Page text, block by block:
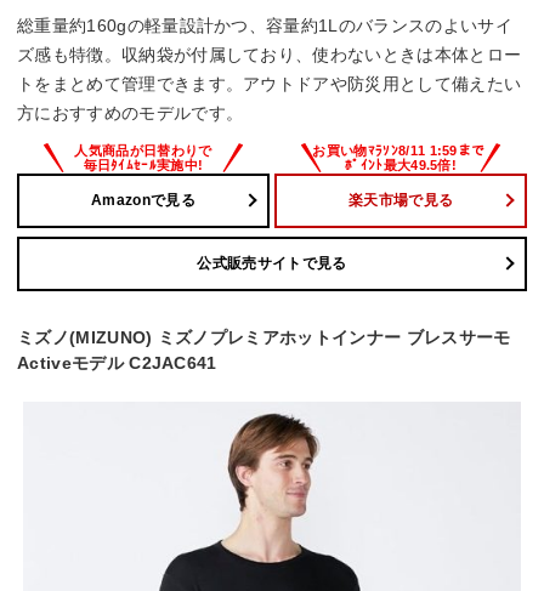
総重量約160gの軽量設計かつ、容量約1Lのバランスのよいサイ
ズ感も特徴。収納袋が付属しており、使わないときは本体とロー
トをまとめて管理できます。アウトドアや防災用として備えたい
方におすすめのモデルです。
Amazonで見る 楽天市場で見る
公式販売サイトで見る
ミズノ(MIZUNO) ミズノプレミアホットインナー ブレスサーモ
Activeモデル C2JAC641